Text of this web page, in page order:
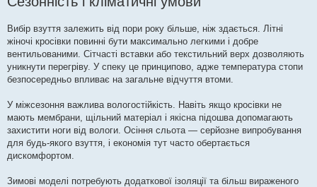
Вибір взуття залежить від пори року більше, ніж здається. Літні
жіночі кросівки повинні бути максимально легкими і добре
вентильованими. Сітчасті вставки або текстильний верх дозволяють
уникнути перегріву. У спеку це принципово, адже температура стопи
безпосередньо впливає на загальне відчуття втоми.
У міжсезоння важлива вологостійкість. Навіть якщо кросівки не
мають мембрани, щільний матеріал і якісна підошва допомагають
захистити ноги від вологи. Осіння сльота — серйозне випробування
для будь-якого взуття, і економія тут часто обертається
дискомфортом.
Зимові моделі потребують додаткової ізоляції та більш вираженого